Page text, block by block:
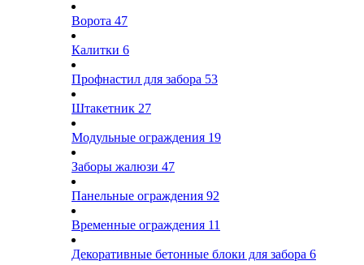
Ворота 47
Калитки 6
Профнастил для забора 53
Штакетник 27
Модульные ограждения 19
Заборы жалюзи 47
Панельные ограждения 92
Временные ограждения 11
Декоративные бетонные блоки для забора 6